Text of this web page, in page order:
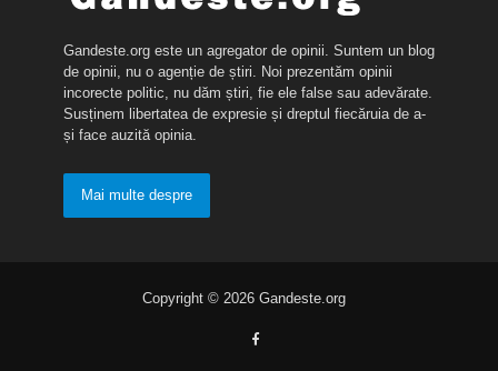
Gandeste.org este un agregator de opinii. Suntem un blog
de opinii, nu o agenție de știri. Noi prezentăm opinii
incorecte politic, nu dăm știri, fie ele false sau adevărate.
Susținem libertatea de expresie și dreptul fiecăruia de a-
și face auzită opinia.
Mai multe despre
Copyright © 2026 Gandeste.org